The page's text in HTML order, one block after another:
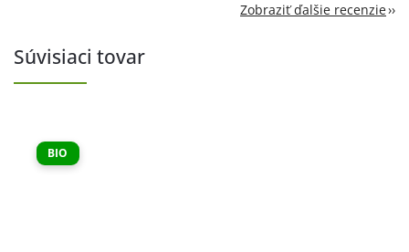
Zobraziť ďalšie recenzie
Súvisiaci tovar
BIO